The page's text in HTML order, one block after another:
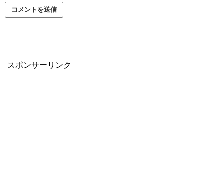
スポンサーリンク